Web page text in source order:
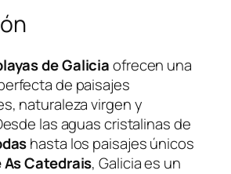
de Galiciaofrecen una
de paisajes
naturaleza virgen y
las aguas cristalinas de
hasta los paisajes únicos
As Catedrais, Galicia es un